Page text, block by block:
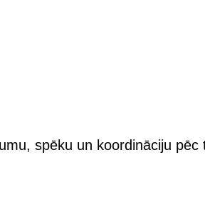
spēku un koordināciju pēc